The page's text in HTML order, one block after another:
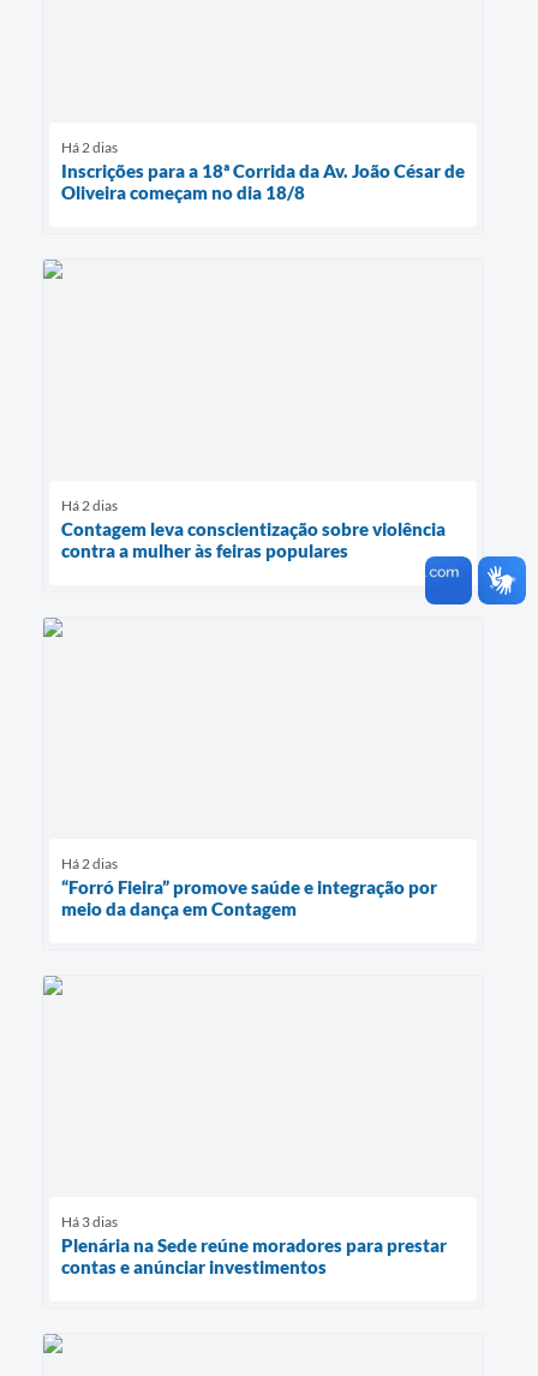
Há 2 dias
Inscrições para a 18ª Corrida da Av. João César de
Oliveira começam no dia 18/8
Há 2 dias
Contagem leva conscientização sobre violência
contra a mulher às feiras populares
Há 2 dias
“Forró Fieira” promove saúde e integração por
meio da dança em Contagem
Há 3 dias
Plenária na Sede reúne moradores para prestar
contas e anúnciar investimentos